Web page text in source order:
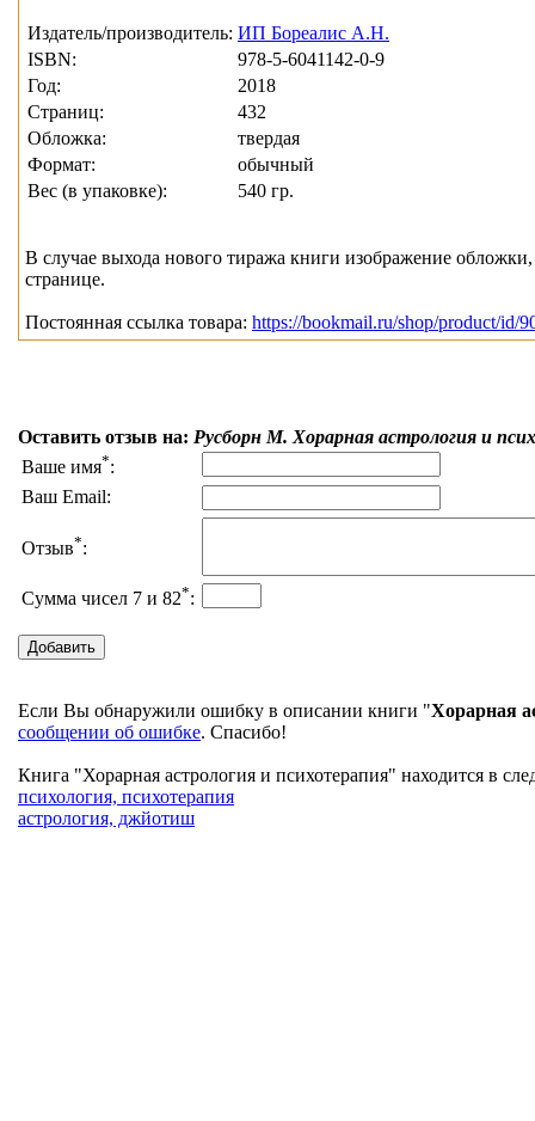
Издатель/производитель: ИП Бореалис А.Н.
ISBN:
978-5-6041142-0-9
Год:
2018
Страниц:
432
Обложка:
твердая
Формат:
обычный
Вес (в упаковке):
540 гр.
В случае выхода нового тиража книги изображение
странице.
Постоянная ссылка товара: https://bookmail.ru/shop/product/id/
Оставить отзыв на: Русборн М. Хорарная астрология и
Ваше имя*:
Ваш Email:
Отзыв*:
Сумма чисел 7 и 82*:
Если Вы обнаружили ошибку в описании книги "Хорарная
сообщении об ошибке. Спасибо!
Книга "Хорарная астрология и психотерапия" находится в
психология, психотерапия
астрология, джйотиш